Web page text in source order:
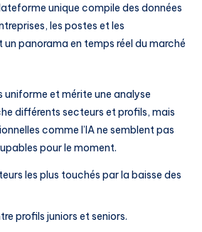
unique compile des données
les postes et les
panorama en temps réel du marché
uniforme et mérite une analyse
différents secteurs et profils, mais
comme l’IA ne semblent pas
pour le moment.
les plus touchés par la baisse des
profils juniors et seniors.